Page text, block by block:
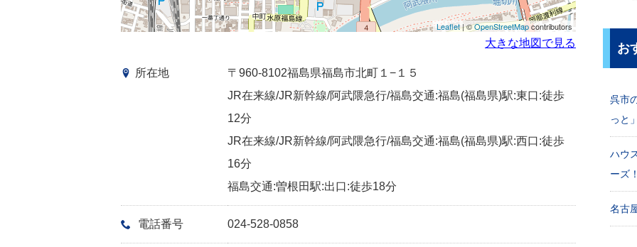
Leaflet| ©OpenStreetMapcontributors
大きな地図で見る
所在地
〒960-8102福島県福島市北町１−１５
JR在来線/JR新幹線/阿武隈急行/福島交通:福島(福島県)駅:東口:徒歩
12分
JR在来線/JR新幹線/阿武隈急行/福島交通:福島(福島県)駅:西口:徒歩
16分
福島交通:曽根田駅:出口:徒歩18分
電話番号 024-528-0858
お
呉市
っと」
ハウ
ーズ！
名古